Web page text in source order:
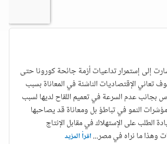
إلى إستمرار تداعيات أزمة جائحة كورونا حتى
الجديد 2022 بل سوف تعاني الإقتصاديات الناشئة في المعاناة بسبب
بجانب عدم السرعة في تعميم اللقاح لديها لسبب
النمو في تباطؤ بل ومعاناة قد يصاحبها
الطلب على الإستهلاك في مقابل الإنتاج
وهذا ما نراه في مصر...اقرأ المزيد